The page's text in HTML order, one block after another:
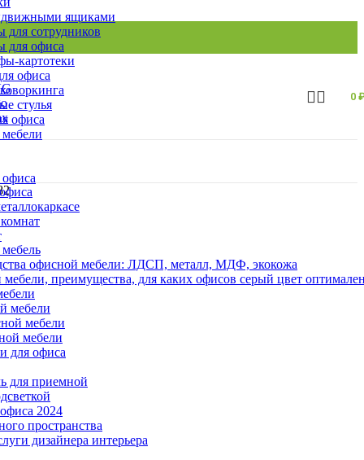
ящиками
сотрудников
для офиса
картотеки
офиса
стулья
офиса
офисной мебели: ЛДСП, металл, МДФ, экокожа
преимущества, для каких офисов серый цвет
мебели
мебели
мебели
для офиса
для приемной
2024
пространства
дизайнера интерьера
0